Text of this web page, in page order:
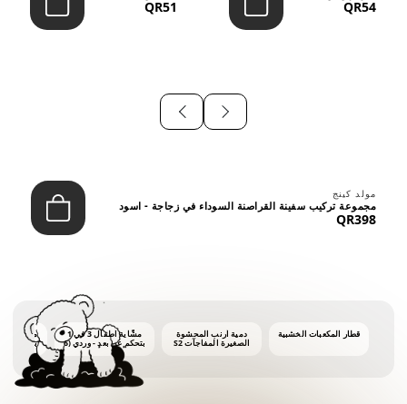
QR54
QR51
مولد كينج
مجموعة تركيب سفينة القراصنة السوداء في زجاجة - اسود
QR398
قطار المكعبات الخشبية
دمية أرنب المحشوة
الصغيرة المفاجآت S2
مشّاية أطفال 3 في 1
بتحكم عن بعد - وردي (6
أشهر فأكثر)
ماكينة